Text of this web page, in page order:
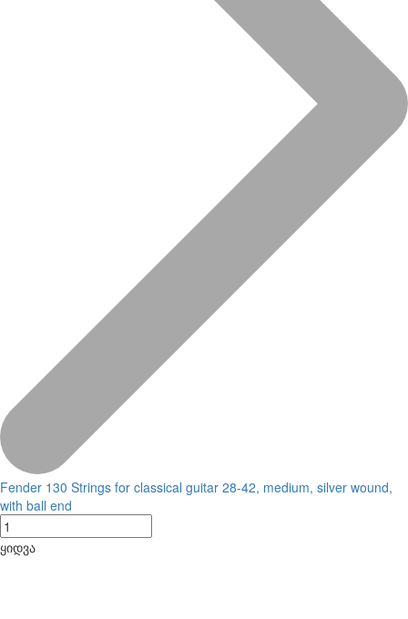
Fender 130 Strings for classical guitar 28-42, medium, silver wound,
with ball end
ყიდვა